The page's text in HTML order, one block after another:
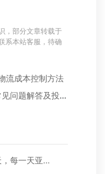
，部分文章转载于
系本站客服，待确
流成本控制方法
下一篇：旺季必备：亚马逊广告常见问题解答及投放技巧
【万字总结】从0-30天，每一天亚马逊广告打造技巧真实案例细节分享